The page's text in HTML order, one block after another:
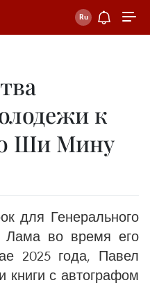
к
Ши Минy
для Генерального
во время его
2025 года, Павел
книги с автографом